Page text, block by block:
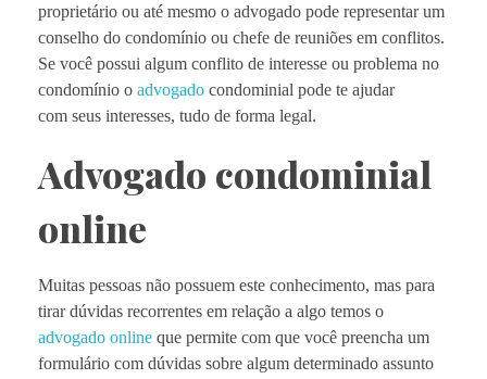
proprietário ou até mesmo o advogado pode representar um
conselho do condomínio ou chefe de reuniões em conflitos.
Se você possui algum conflito de interesse ou problema no
condomínio o advogado condominial pode te ajudar
com seus interesses, tudo de forma legal.
Advogado condominial
online
Muitas pessoas não possuem este conhecimento, mas para
tirar dúvidas recorrentes em relação a algo temos o
advogado online que permite com que você preencha um
formulário com dúvidas sobre algum determinado assunto